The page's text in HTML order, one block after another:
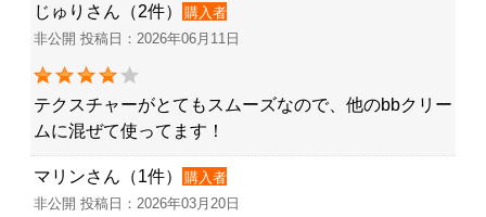
じゅりさん（2件）
購入者
非公開 投稿日：2026年06月11日
テクスチャーがとてもスムーズなので、他のbbクリー
ムに混ぜて使ってます！
マリンさん（1件）
購入者
非公開 投稿日：2026年03月20日